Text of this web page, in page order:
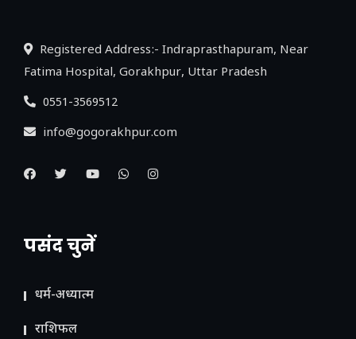
Registered Address:- Indraprasthapuram, Near
Fatima Hospital, Gorakhpur, Uttar Pradesh
0551-3569512
info@gogorakhpur.com
पसंद चुनें
धर्म-अध्यात्म
राशिफल